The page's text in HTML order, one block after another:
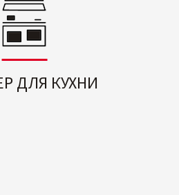
ДЛЯ КУХНИ